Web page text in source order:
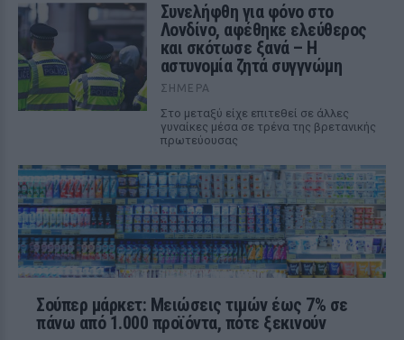
Συνελήφθη για φόνο στο
Λονδίνο, αφέθηκε ελεύθερος
και σκότωσε ξανά – Η
αστυνομία ζητά συγγνώμη
ΣΉΜΕΡΑ
Στο μεταξύ είχε επιτεθεί σε άλλες
γυναίκες μέσα σε τρένα της βρετανικής
πρωτεύουσας
Σούπερ μάρκετ: Μειώσεις τιμών έως 7% σε
πάνω από 1.000 προϊόντα, πότε ξεκινούν